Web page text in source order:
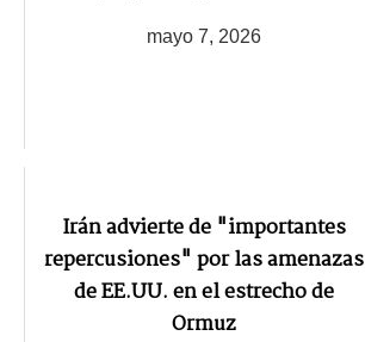
mayo 7, 2026
Irán advierte de "importantes
repercusiones" por las amenazas
de EE.UU. en el estrecho de
Ormuz